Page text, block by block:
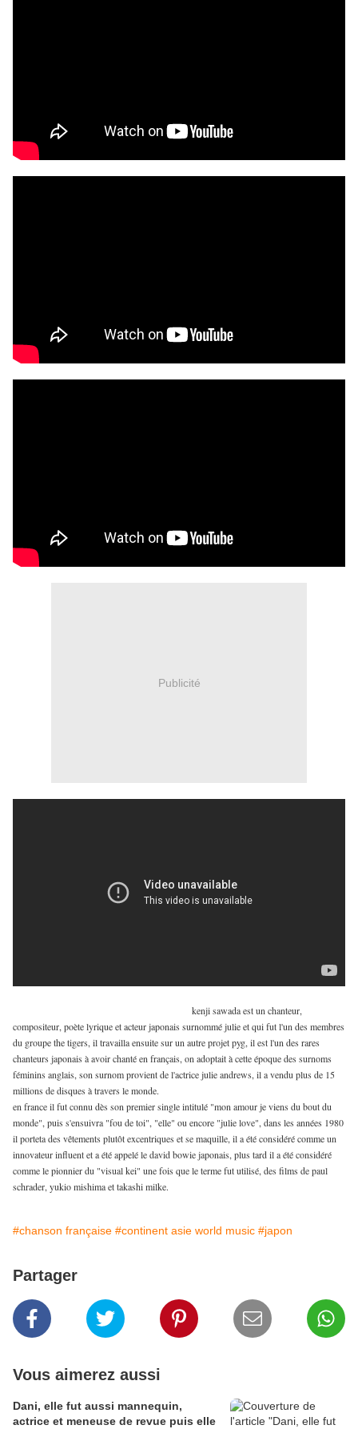
Publicité
kenji sawada est un chanteur,
compositeur, poète lyrique et acteur japonais surnommé julie et qui fut l'un des membres
du groupe the tigers, il travailla ensuite sur un autre projet pyg, il est l'un des rares
chanteurs japonais à avoir chanté en français, on adoptait à cette époque des surnoms
féminins anglais, son surnom provient de l'actrice julie andrews, il a vendu plus de 15
millions de disques à travers le monde.
en france il fut connu dès son premier single intitulé "mon amour je viens du bout du
monde", puis s'ensuivra "fou de toi", "elle" ou encore "julie love", dans les années 1980
il porteta des vêtements plutôt excentriques et se maquille, il a été considéré comme un
innovateur influent et a été appelé le david bowie japonais, plus tard il a été considéré
comme le pionnier du "visual kei" une fois que le terme fut utilisé, des films de paul
schrader, yukio mishima et takashi milke.
#chanson française #continent asie world music #japon
Partager
Vous aimerez aussi
Dani, elle fut aussi mannequin,
actrice et meneuse de revue puis elle